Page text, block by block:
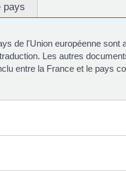
pays
de l'Union européenne
Les autres
entre la France et le pays